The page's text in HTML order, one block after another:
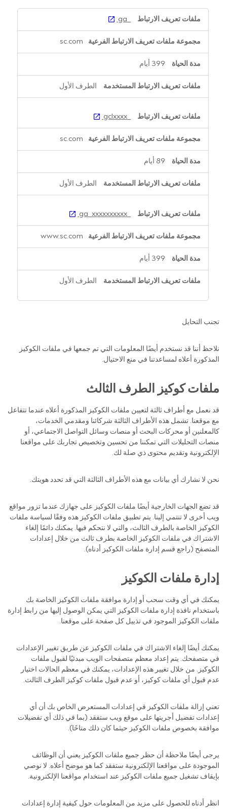
ملفات
تعريف
الخاصة
بالأداء
sc.com
399 أيام
الطرف الأول
sc.com
89 أيام
الطرف الأول
www.sc.com
399 أيام
الطرف الأول
تجنب التحايل
نلاحظ أننا قد نستخدم أيضًا المعلومات التي تم جمعها في ملفات الكوكيز
المذكورة أعلاه لمساعدتنا في منع الاحتيال.
ملفات كوكيز الطرف الثالث
قد نعمل مع أطراف ثالثة لتعيين ملفات الكوكيز المذكورة أعلاه عندما تتفاعل
مع موقعنا. تشمل هذه الأطراف الثالثة شركائنا ومقدمي الخدمات،
كالمعلنين أو محركات البحث أو منصات وسائل التواصل الاجتماعي، أو
منصات التحليلات التي تمكننا من تحسين وتخصيص تجاربك على مواقعنا
الإلكترونية وتقديم محتوى ذي صلة لك.
نحن لا نشارك أي بيانات مع هذه الأطراف الثالثة التي قد تحدد هويتك.
قد تضع الجهات الخارجية أيضًا ملفات الكوكيز على جهازك عندما تزور مواقع
ويب أخرى لا تنتمي إلينا. يتم تطبيق ملفات الكوكيز هذه وفقًا لسياسة ملفات
الكوكيز الخاصة بالطرف الثالث، والتي لا نتحكم فيها. يمكنك دائمًا إلغاء
الاشتراك في ملفات الكوكيز الخاصة بطرف ثالث من خلال إعدادات
المتصفح (راجع قسم إدارة ملفات الكوكيز أدناه).
إدارة ملفات الكوكيز
يمكنك في أي وقت سحب أو إدارة موافقة ملفات الكوكيز الخاصة بك
باستخدام نافذة إدارة ملفات الكوكيز التي يمكن الوصول إليها من رابط إدارة
ملفات الكوكيز الموجود في تذييل كل صفحة على موقعنا.
يمكنك أيضًا إلغاء الاشتراك في ملفات الكوكيز عن طريق تغيير الإعدادات
في متصفحك. يتم إعداد معظم متصفحات الويب مبدئيًا لقبول ملفات
الكوكيز. من خلال تغيير هذه الإعدادات، يمكنك في معظم الحالات اختيار
عدم قبول أي ملفات كوكيز، أو عدم قبول ملفات كوكيز الطرف الثالث.
تعني إزالة ملفات الكوكيز في إعدادات المستعرض الخاص بك أن أي
إعدادات تفضيل أجريتها على موقع ويب ستفقد (بما في ذلك أي تفضيلات
موافقة بخصوص ملفات الكوكيز حيثما كان ذلك متاحًا).
يرجى أيضًا ملاحظة أن حظر جميع ملفات الكوكيز يعني أن الوظائف
الموجودة على مواقعنا الإلكترونية ستفقد كما هو موضح أعلاه. لا نوصي
بإيقاف تشغيل جميع ملفات الكوكيز عند استخدام مواقعنا الإلكترونية.
انظر أدناه للحصول على مزيد من المعلومات حول كيفية إدارة إعدادات